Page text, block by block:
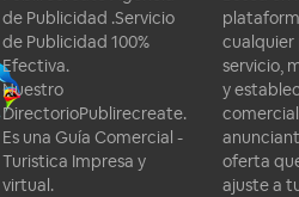
de Publicidad .Servicio
de Publicidad 100%
Efectiva.
Nuestro
DirectorioPublirecreate.
Es una Guía Comercial -
Turistica Impresa y
virtual.
servicio,
y
oferta
ajuste a